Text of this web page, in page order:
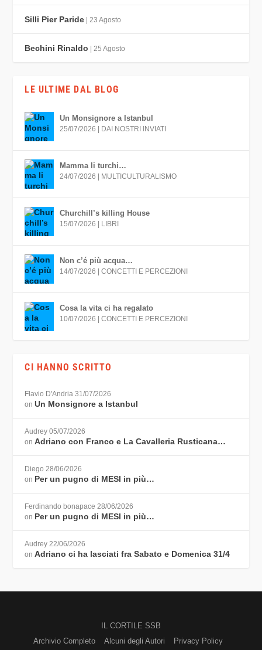
Silli Pier Paride | 23 Agosto
Bechini Rinaldo | 25 Agosto
LE ULTIME DAL BLOG
Un Monsignore a Istanbul
25/07/2026 DAI NOSTRI INVIATI
Mamma li turchi…
24/07/2026 MULTICULTURALISMO
Churchill’s killing House
15/07/2026 LIBRI
Non c’é più acqua…
14/07/2026 |CONCETTI E PERCEZIONI
Cosa la vita ci ha regalato
10/07/2026 |CONCETTI E PERCEZIONI
CI HANNO SCRITTO
Flavio D'Andria 31/07/2026
onUn Monsignore a Istanbul
Audrey 05/07/2026
onAdriano con Franco e La Cavalleria Rusticana…
Diego 28/06/2026
on Per un pugno di MESI in più…
Ferdinando bonapace 28/06/2026
on Per un pugno di MESI in più…
Audrey 22/06/2026
onAdriano ci ha lasciati fra Sabato e Domenica 31/4
IL CORTILE SSB
Archivio Completo
Alcuni degli Autori
Privacy Policy